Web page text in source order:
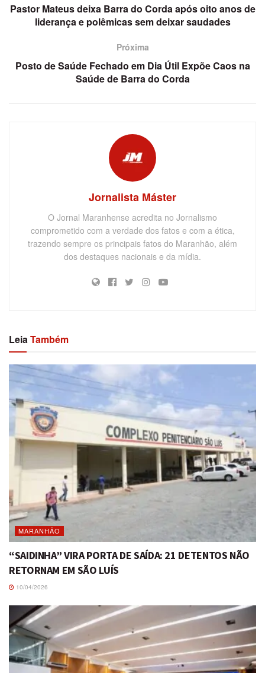
Pastor Mateus deixa Barra do Corda após oito anos de
liderança e polêmicas sem deixar saudades
Próxima
Posto de Saúde Fechado em Dia Útil Expõe Caos na
Saúde de Barra do Corda
Jornalista Máster
O Jornal Maranhense acredita no Jornalismo
comprometido com a verdade dos fatos e com a ética,
trazendo sempre os principais fatos do Maranhão, além
dos destaques nacionais e da mídia.
LeiaTambém
MARANHÃO
“SAIDINHA” VIRA PORTA DE SAÍDA: 21 DETENTOS NÃO
RETORNAM EM SÃO LUÍS
10/04/2026